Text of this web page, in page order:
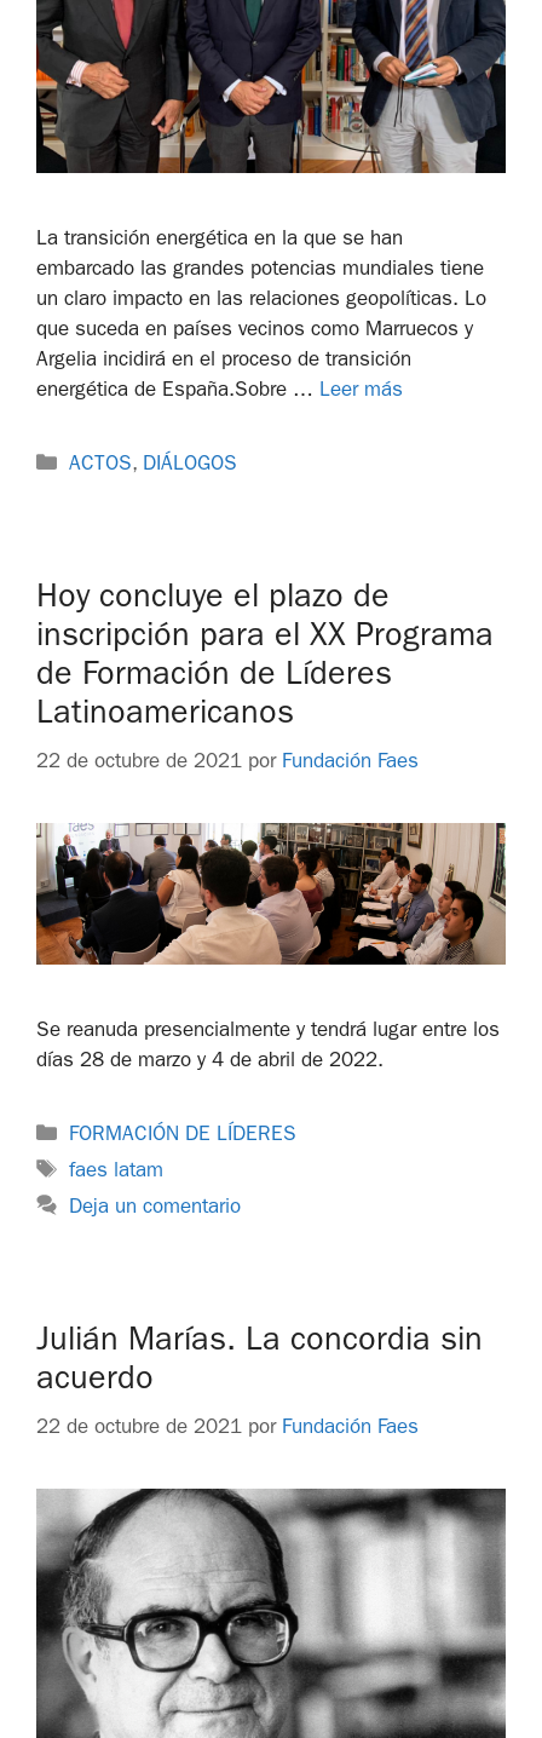
La transición energética en la que se han
embarcado las grandes potencias mundiales tiene
un claro impacto en las relaciones geopolíticas. Lo
que suceda en países vecinos como Marruecos y
Argelia incidirá en el proceso de transición
energética de España.Sobre … Leer más
ACTOS, DIÁLOGOS
Hoy concluye el plazo de
inscripción para el XX Programa
de Formación de Líderes
Latinoamericanos
22 de octubre de 2021 por Fundación Faes
Se reanuda presencialmente y tendrá lugar entre los
días 28 de marzo y 4 de abril de 2022.
FORMACIÓN DE LÍDERES
faes latam
Deja un comentario
Julián Marías. La concordia sin
acuerdo
22 de octubre de 2021 por Fundación Faes